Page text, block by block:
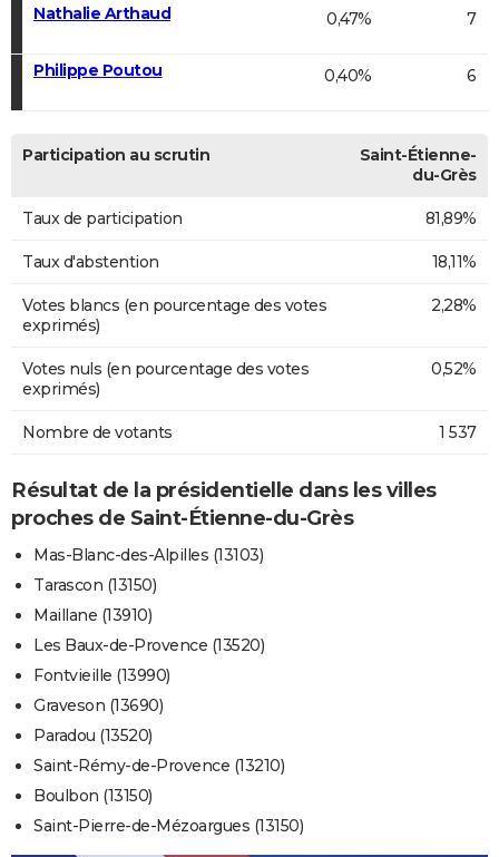
Nathalie Arthaud 0,47% 7
Philippe Poutou 0,40% 6
Participation au scrutin
Saint-Étienne-
du-Grès
Taux de participation 81,89%
Taux d'abstention 18,11%
Votes blancs (en pourcentage des votes
exprimés)
2,28%
Votes nuls (en pourcentage des votes
exprimés)
0,52%
Nombre de votants 1 537
Résultat de la présidentielle dans les villes
proches de Saint-Étienne-du-Grès
Mas-Blanc-des-Alpilles (13103)
Tarascon (13150)
Maillane (13910)
Les Baux-de-Provence (13520)
Fontvieille (13990)
Graveson (13690)
Paradou (13520)
Saint-Rémy-de-Provence (13210)
Boulbon (13150)
Saint-Pierre-de-Mézoargues (13150)